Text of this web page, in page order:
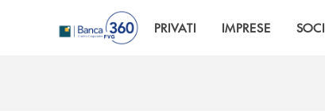
Salta al contenuto principale
PRIVATI IMPRESE SOCI